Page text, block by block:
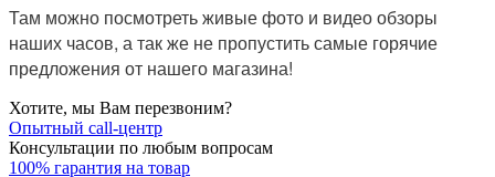
Там можно посмотреть живые фото и видео обзоры
наших часов, а так же не пропустить самые горячие
предложения от нашего магазина!
Хотите, мы Вам перезвоним?
Опытный call-центр
Консультации по любым вопросам
100% гарантия на товар